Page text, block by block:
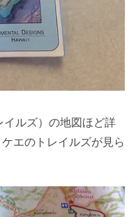
イルズ）の地図ほど詳
エのトレイルズが見ら